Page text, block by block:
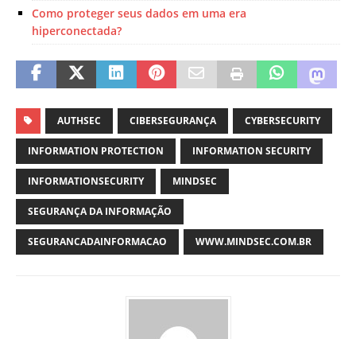
Como proteger seus dados em uma era
hiperconectada?
AUTHSEC CIBERSEGURANÇA CYBERSECURITY
INFORMATION PROTECTION INFORMATION SECURITY
INFORMATIONSECURITY MINDSEC
SEGURANÇA DA INFORMAÇÃO
SEGURANCADAINFORMACAO WWW.MINDSEC.COM.BR